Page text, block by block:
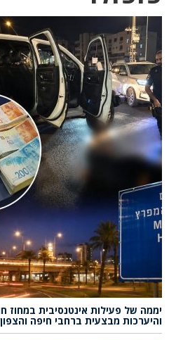
יממה של פעילות אינטנסיבית במחוז
והיערכות מבצעית ברחבי חיפה והצפון